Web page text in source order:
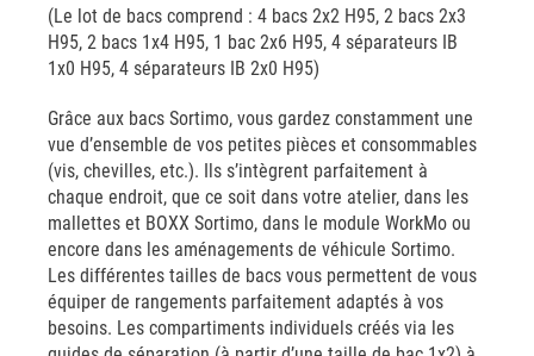
(Le lot de bacs comprend : 4 bacs 2x2 H95, 2 bacs 2x3
H95, 2 bacs 1x4 H95, 1 bac 2x6 H95, 4 séparateurs IB
1x0 H95, 4 séparateurs IB 2x0 H95)
Grâce aux bacs Sortimo, vous gardez constamment une
vue d’ensemble de vos petites pièces et consommables
(vis, chevilles, etc.). Ils s’intègrent parfaitement à
chaque endroit, que ce soit dans votre atelier, dans les
mallettes et BOXX Sortimo, dans le module WorkMo ou
encore dans les aménagements de véhicule Sortimo.
Les différentes tailles de bacs vous permettent de vous
équiper de rangements parfaitement adaptés à vos
besoins. Les compartiments individuels créés via les